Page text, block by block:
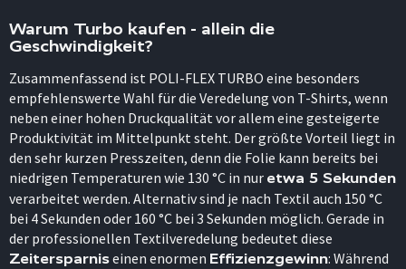
Warum Turbo kaufen - allein die
Geschwindigkeit?
Zusammenfassend ist POLI-FLEX TURBO eine besonders
empfehlenswerte Wahl für die Veredelung von T-Shirts, wenn
neben einer hohen Druckqualität vor allem eine gesteigerte
Produktivität im Mittelpunkt steht. Der größte Vorteil liegt in
den sehr kurzen Presszeiten, denn die Folie kann bereits bei
niedrigen Temperaturen wie 130 °C in nur etwa 5 Sekunden
verarbeitet werden. Alternativ sind je nach Textil auch 150 °C
bei 4 Sekunden oder 160 °C bei 3 Sekunden möglich. Gerade in
der professionellen Textilveredelung bedeutet diese
Zeitersparniseinen enormen Effizienzgewinn: Während